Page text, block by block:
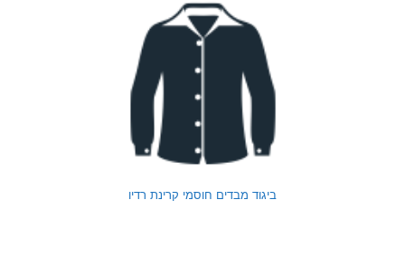
ביגוד מבדים חוסמי קרינת רדיו